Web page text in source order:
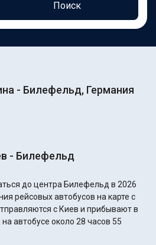
Поиск
- Билефельд, Германия
- Билефельд
до центра Билефельд в 2026
рейсовых автобусов на карте с
с Киев и прибывают в
автобусе около 28 часов 55